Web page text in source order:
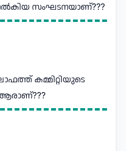
സംഘടനയാണ്???
കമ്മിറ്റിയുടെ